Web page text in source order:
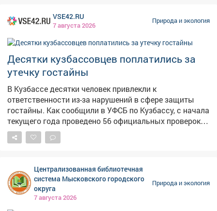
домов. Мощности позволят предоставлять услуги
около 1,5 тысячи жителей города. На объекте
установлены три водогрейных котла и современная
система пылегазоочистки, которая минимизирует
выбросы в атмосферу. По словам главы региона,
реализация проекта позволила повысить надёжность
теплоснабжения, снизить энергозатраты и уменьшить
воздействие на окружающую среду. Новая котельная
стала частью программы модернизации
коммунальной инфраструктуры Кузбасса,
направленной на обновление изношенных сетей и
улучшение экологической обстановки в городах
VSE42.RU
7 августа 2026
Природа и экология
Десятки кузбассовцев поплатились за
утечку гостайны
В Кузбассе десятки человек привлекли к
ответственности из-за нарушений в сфере защиты
гостайны. Как сообщили в УФСБ по Кузбассу, с начала
текущего года проведено 56 официальных проверок
режима секретности и секретного делопроизводства в
органах государственной власти, местного
По итогам проверок по выявленным нарушениям
нормативных требований в сфере защиты
государственной тайны вынесено 96 постановлений
Централизованная библиотечная
система Мысковского городского
округа
7 августа 2026
Природа и экология